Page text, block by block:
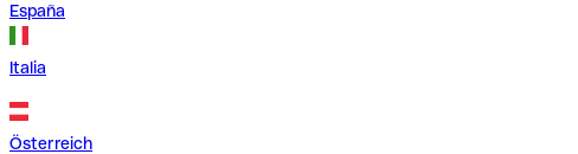
España
Italia
Österreich